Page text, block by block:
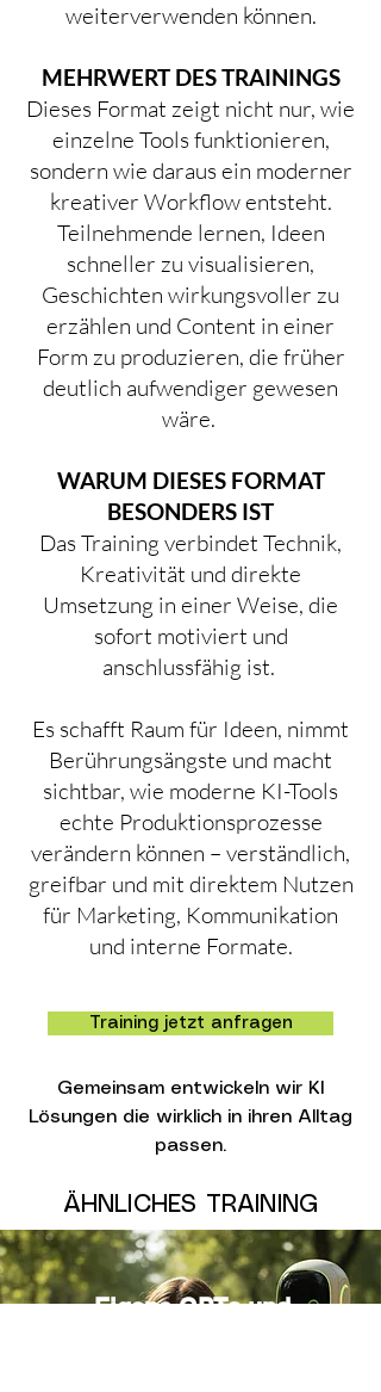
weiterverwenden können.
MEHRWERT DES TRAININGS
Dieses Format zeigt nicht nur, wie
einzelne Tools funktionieren,
sondern wie daraus ein moderner
kreativer Workflow entsteht.
Teilnehmende lernen, Ideen
schneller zu visualisieren,
Geschichten wirkungsvoller zu
erzählen und Content in einer
Form zu produzieren, die früher
deutlich aufwendiger gewesen
wäre.
WARUM DIESES FORMAT
BESONDERS IST
Das Training verbindet Technik,
Kreativität und direkte
Umsetzung in einer Weise, die
sofort motiviert und
anschlussfähig ist.
Es schafft Raum für Ideen, nimmt
Berührungsängste und macht
sichtbar, wie moderne KI-Tools
echte Produktionsprozesse
verändern können – verständlich,
greifbar und mit direktem Nutzen
für Marketing, Kommunikation
und interne Formate.
Training jetzt anfragen
Gemeinsam entwickeln wir KI
Lösungen die wirklich in ihren Alltag
passen.
ÄHNLICHES TRAINING
Eigene GPTs und